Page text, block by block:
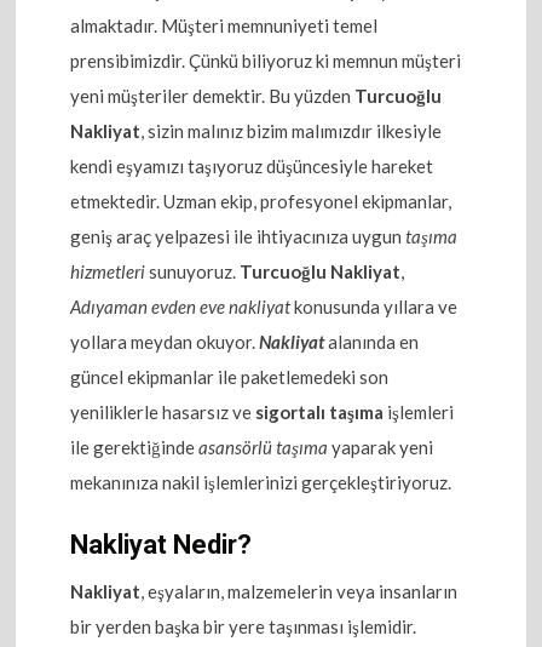
almaktadır. Müşteri memnuniyeti temel
prensibimizdir. Çünkü biliyoruz ki memnun müşteri
yeni müşteriler demektir. Bu yüzden Turcuoğlu
Nakliyat, sizin malınız bizim malımızdır ilkesiyle
kendi eşyamızı taşıyoruz düşüncesiyle hareket
etmektedir. Uzman ekip, profesyonel ekipmanlar,
geniş araç yelpazesi ile ihtiyacınıza uyguntaşıma
hizmetlerisunuyoruz. Turcuoğlu Nakliyat,
Adıyaman evden eve nakliyatkonusunda yıllara ve
yollara meydan okuyor.Nakliyatalanında en
güncel ekipmanlar ile paketlemedeki son
yeniliklerle hasarsız ve sigortalı taşıma işlemleri
ile gerektiğindeasansörlü taşıma yaparak yeni
mekanınıza nakil işlemlerinizi gerçekleştiriyoruz.
Nakliyat Nedir?
Nakliyat, eşyaların, malzemelerin veya insanların
bir yerden başka bir yere taşınması işlemidir.